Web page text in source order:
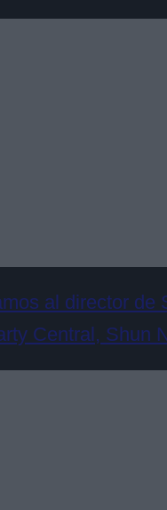
al director de
Central, Shun